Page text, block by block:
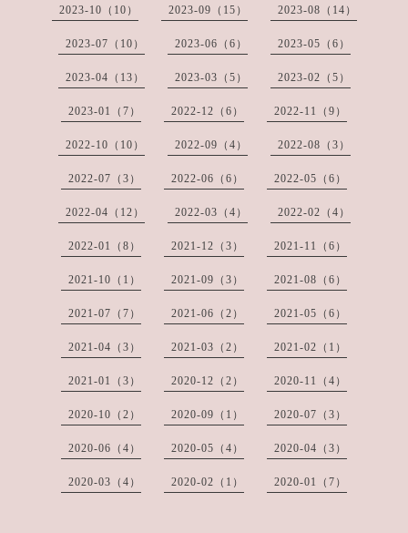
2023-10（10） 2023-09（15） 2023-08（14）
2023-07（10） 2023-06（6） 2023-05（6）
2023-04（13） 2023-03（5） 2023-02（5）
2023-01（7） 2022-12（6） 2022-11（9）
2022-10（10） 2022-09（4） 2022-08（3）
2022-07（3） 2022-06（6） 2022-05（6）
2022-04（12） 2022-03（4） 2022-02（4）
2022-01（8） 2021-12（3） 2021-11（6）
2021-10（1） 2021-09（3） 2021-08（6）
2021-07（7） 2021-06（2） 2021-05（6）
2021-04（3） 2021-03（2） 2021-02（1）
2021-01（3） 2020-12（2） 2020-11（4）
2020-10（2） 2020-09（1） 2020-07（3）
2020-06（4） 2020-05（4） 2020-04（3）
2020-03（4） 2020-02（1） 2020-01（7）